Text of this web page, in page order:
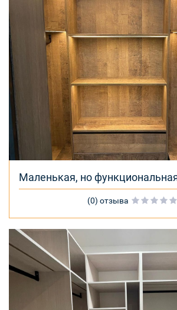
Маленькая, но
(0) отзыва